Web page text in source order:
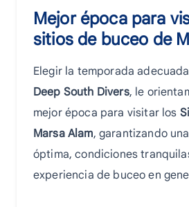
Mejor época para
sitios de buceo de
Elegir la temporada
Deep South Divers, le
mejor época para visitar los
Marsa Alam, garantizando
óptima, condiciones
experiencia de buceo en